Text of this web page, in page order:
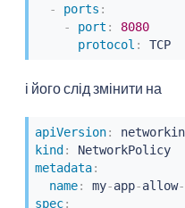
-
ports :
-
port :
8080
protocol : TCP
і його слід змінити на
apiVersion:
kind :
NetworkPolicy
metadata:
name: my-app-allow-
spec: